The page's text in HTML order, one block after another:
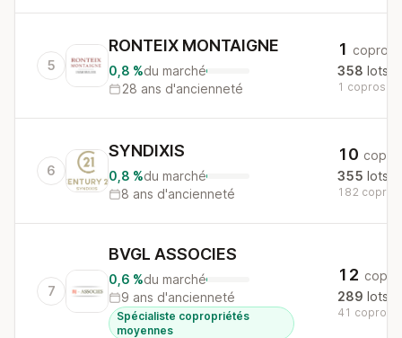
5
RONTEIX MONTAIGNE
0,8 %du marché
28 ans d'ancienneté
1 copro
358 lots
1 copros
6
SYNDIXIS
0,8 %du marché
8 ans d'ancienneté
10
355 lots
182 copros
7
BVGL ASSOCIES
0,6 %du marché
9 ans d'ancienneté
Spécialiste copropriétés
moyennes
12
289 lots
41 copros